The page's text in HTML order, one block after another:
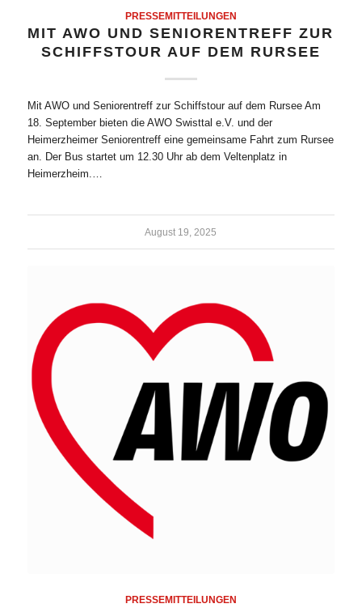
PRESSEMITTEILUNGEN
MIT AWO UND SENIORENTREFF ZUR
SCHIFFSTOUR AUF DEM RURSEE
Mit AWO und Seniorentreff zur Schiffstour auf dem Rursee Am
18. September bieten die AWO Swisttal e.V. und der
Heimerzheimer Seniorentreff eine gemeinsame Fahrt zum Rursee
an. Der Bus startet um 12.30 Uhr ab dem Veltenplatz in
Heimerzheim.…
August 19, 2025
PRESSEMITTEILUNGEN